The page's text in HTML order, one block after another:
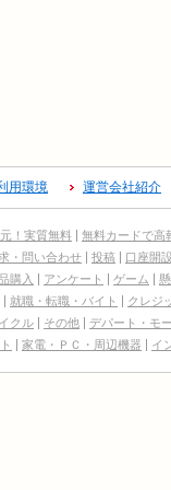
用環境 運営会社紹介
！実質無料
無料カードで高
・問い合わせ 投稿
口座開
購入 アンケート ゲーム
就職・転職・バイト
クレジ
クル その他
デパート・モ
家電・ＰＣ・周辺機器 イ